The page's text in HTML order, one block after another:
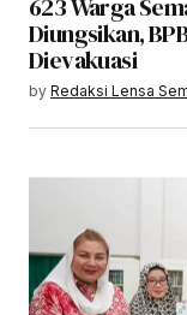
623 Warga
Diungsikan,
Dievakuasi
by Redaksi Lensa